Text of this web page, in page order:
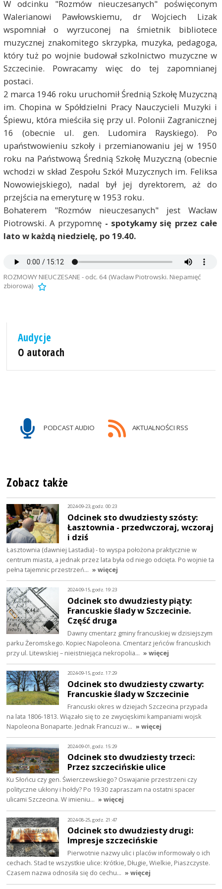
W odcinku "Rozmów nieuczesanych" poświęconym
Walerianowi Pawłowskiemu, dr Wojciech Lizak
wspomniał o wyrzuconej na śmietnik bibliotece
muzycznej znakomitego skrzypka, muzyka, pedagoga,
który tuż po wojnie budował szkolnictwo muzyczne w
Szczecinie. Powracamy więc do tej zapomnianej
postaci.
2 marca 1946 roku uruchomił Średnią Szkołę Muzyczną
im. Chopina w Spółdzielni Pracy Nauczycieli Muzyki i
Śpiewu, która mieściła się przy ul. Polonii Zagranicznej
16 (obecnie ul. gen. Ludomira Rayskiego). Po
upaństwowieniu szkoły i przemianowaniu jej w 1950
roku na Państwową Średnią Szkołę Muzyczną (obecnie
wchodzi w skład Zespołu Szkół Muzycznych im. Feliksa
Nowowiejskiego), nadal był jej dyrektorem, aż do
przejścia na emeryturę w 1953 roku.
Bohaterem "Rozmów nieuczesanych" jest Wacław
Piotrowski. A przypomnę - spotykamy się przez całe
lato w każdą niedzielę, po 19.40.
ROZMOWY NIEUCZESANE - odc. 64 (Wacław Piotrowski. Niepamięć
zbiorowa)
Audycje
O autorach
PODCAST AUDIO AKTUALNOŚCI RSS
Zobacz także
2024-09-23, godz. 00:23
Odcinek sto dwudziesty szósty:
Łasztownia - przedwczoraj, wczoraj
i dziś
Łasztownia (dawniej Lastadia) - to wyspa położona praktycznie w
centrum miasta, a jednak przez lata była od niego odcięta. Po wojnie ta
pełna tajemnic przestrzeń… » więcej
2024-09-15, godz. 19:23
Odcinek sto dwudziesty piąty:
Francuskie ślady w Szczecinie.
Część druga
Dawny cmentarz gminy francuskiej w dzisiejszym
parku Żeromskego. Kopiec Napoleona. Cmentarz jeńców francuskich
przy ul. Litewskiej – nieistniejąca nekropolia… » więcej
2024-09-15, godz. 17:29
Odcinek sto dwudziesty czwarty:
Francuskie ślady w Szczecinie
Francuski okres w dziejach Szczecina przypada
na lata 1806-1813. Wiązało się to ze zwycięskimi kampaniami wojsk
Napoleona Bonaparte. Jednak Francuzi w… » więcej
2024-09-01, godz. 15:29
Odcinek sto dwudziesty trzeci:
Przez szczecińskie ulice
Ku Słońcu czy gen. Świerczewskiego? Oswajanie przestrzeni czy
polityczne ukłony i hołdy? Po 19.30 zapraszam na ostatni spacer
ulicami Szczecina. W imieniu… » więcej
2024-08-25, godz. 21:47
Odcinek sto dwudziesty drugi:
Impresje szczecińskie
Pierwotnie nazwy ulic i placów informowały o ich
cechach. Stad te wszystkie ulice: Krótkie, Długie, Wielkie, Piaszczyste.
Czasem nazwa odnosiła się do cechu… » więcej